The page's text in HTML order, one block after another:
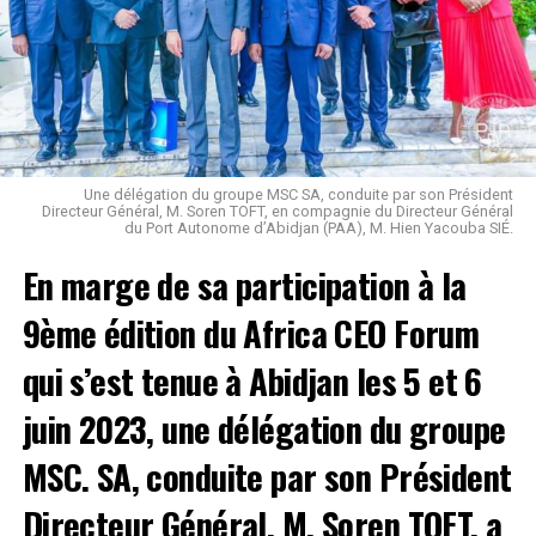
les meilleures conditions avec des infrastructures
modernes et sûres afin d’accompagner développement
des économies du Mali et de la Côte d’Ivoire.
Source: https://www.portabidjan.ci/fr/actualites/une-
delegation-du-groupe-lithium-du-mali-au-port-
autonome-dabidjan
Saint Leo @Leadernewsci
Facebook
Twitter
EmailWhatsApp
Telegram
Partager
Comments
comments
Une délégation du groupe MSC SA, conduite par son Président
Directeur Général, M. Soren TOFT, en compagnie du Directeur Général
du Port Autonome d’Abidjan (PAA), M. Hien Yacouba SIÉ.
En marge de sa participation à la
9ème édition du Africa CEO Forum
qui s’est tenue à Abidjan les 5 et 6
juin 2023, une délégation du groupe
MSC. SA, conduite par son Président
Directeur Général, M. Soren TOFT, a